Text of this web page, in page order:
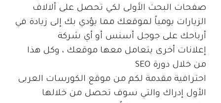
صفحات البحث الأولى لكي تحصل على ألالاف
الزيارات يومياً لموقعك مما يؤدي بك إلى زيادة في
أرباحك على جوجل أسنس أو أي شركة
إعلانات أخرى يتعامل معها موقعك ، وكل هذا
من خلال دورةSEO
احترافية مقدمة لكم من موقع الكورسات العربى
الأول إدراك والتي سوف تحصل من خلالها